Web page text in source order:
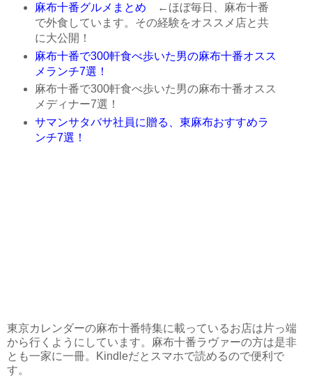
麻布十番グルメまとめ ←ほぼ毎日、麻布十番
で外食しています。その経験をオススメ店と共
に大公開！
麻布十番で300軒食べ歩いた男の麻布十番オスス
メランチ7選！
麻布十番で300軒食べ歩いた男の麻布十番オスス
メディナー7選！
サマンサタバサ社員に贈る、東麻布おすすめラ
ンチ7選！
東京カレンダーの麻布十番特集に載っているお店は片っ端
から行くようにしています。麻布十番ラヴァーの方は是非
とも一家に一冊。Kindleだとスマホで読めるので便利で
す。